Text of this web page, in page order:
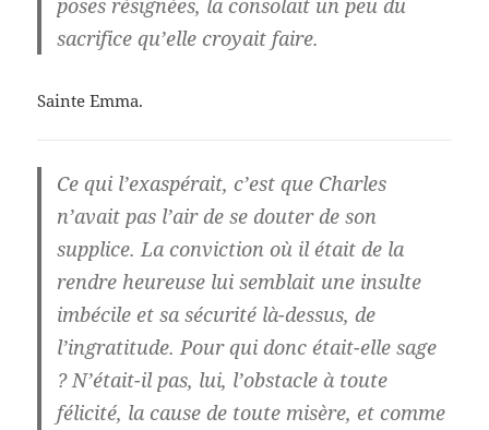
poses résignées, la consolait un peu du
sacrifice qu’elle croyait faire.
Sainte Emma.
Ce qui l’exaspérait, c’est que Charles
n’avait pas l’air de se douter de son
supplice. La conviction où il était de la
rendre heureuse lui semblait une insulte
imbécile et sa sécurité là-dessus, de
l’ingratitude. Pour qui donc était-elle sage
? N’était-il pas, lui, l’obstacle à toute
félicité, la cause de toute misère, et comme